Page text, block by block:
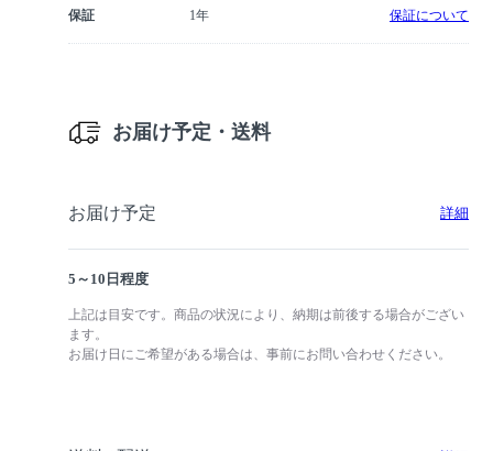
保証 1年 保証について
お届け予定・送料
お届け予定 詳細
5～10日程度
上記は目安です。商品の状況により、納期は前後する場合がござい
ます。
お届け日にご希望がある場合は、事前にお問い合わせください。